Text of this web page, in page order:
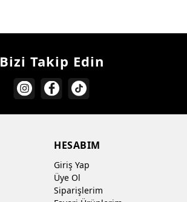
Bizi Takip Edin
HESABIM
Giriş Yap
Üye Ol
Siparişlerim